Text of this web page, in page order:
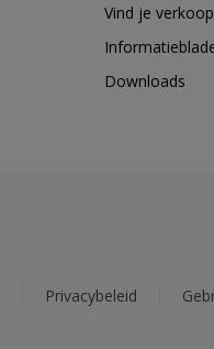
Vind je
Downloads
Privacybeleid